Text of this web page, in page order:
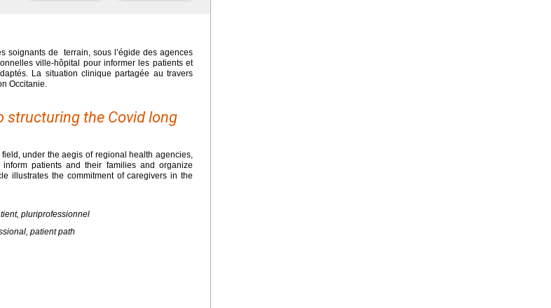
soignants de terrain, sous l’égide des agences
ville-hôpital pour informer les patients et
La situation clinique partagée au travers
Occitanie.
structuring the Covid long
under the aegis of regional health agencies,
patients and their families and organize
illustrates the commitment of caregivers in the
pluriprofessionnel
patient path